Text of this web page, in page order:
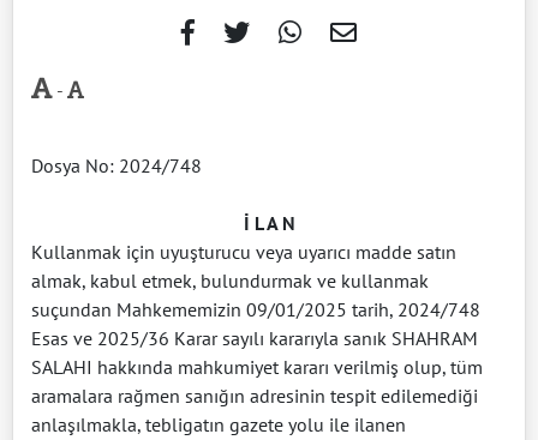
-
Dosya No: 2024/748
İ L A N
Kullanmak için uyuşturucu veya uyarıcı madde satın
almak, kabul etmek, bulundurmak ve kullanmak
suçundan Mahkememizin 09/01/2025 tarih, 2024/748
Esas ve 2025/36 Karar sayılı kararıyla sanık SHAHRAM
SALAHI hakkında mahkumiyet kararı verilmiş olup, tüm
aramalara rağmen sanığın adresinin tespit edilemediği
anlaşılmakla, tebligatın gazete yolu ile ilanen